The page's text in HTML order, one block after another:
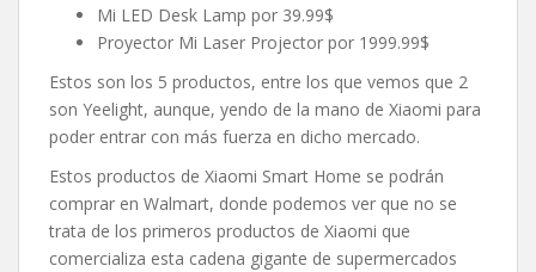
Mi LED Desk Lamp por 39.99$
Proyector Mi Laser Projector por 1999.99$
Estos son los 5 productos, entre los que vemos que 2
son Yeelight, aunque, yendo de la mano de Xiaomi para
poder entrar con más fuerza en dicho mercado.
Estos productos de Xiaomi Smart Home se podrán
comprar en Walmart, donde podemos ver que no se
trata de los primeros productos de Xiaomi que
comercializa esta cadena gigante de supermercados